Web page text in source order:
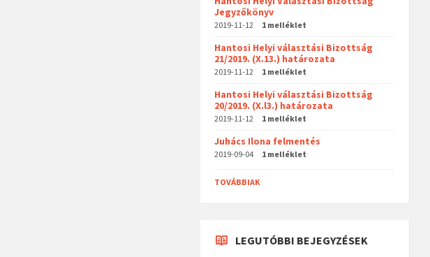
Jegyzőkönyv
2019-11-12 1 melléklet
Hantosi Helyi választási Bizottság
21/2019. (X.13.) határozata
2019-11-12 1 melléklet
Hantosi Helyi választási Bizottság
20/2019. (X.l3.) határozata
2019-11-12 1 melléklet
Juhács Ilona felmentés
2019-09-04 1 melléklet
TOVÁBBIAK
LEGUTÓBBI BEJEGYZÉSEK